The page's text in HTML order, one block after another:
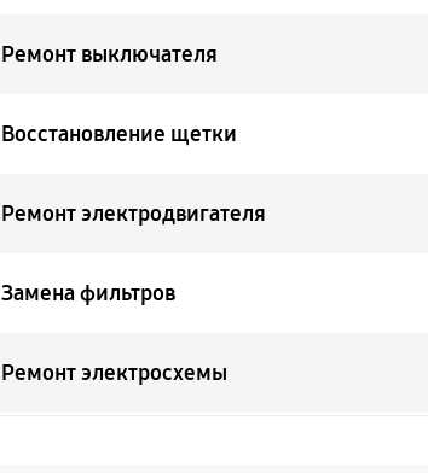
Ремонт выключателя
Восстановление щетки
Ремонт электродвигателя
Замена фильтров
Ремонт электросхемы